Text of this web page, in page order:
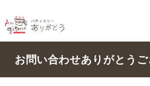
お問い合わせありがとう